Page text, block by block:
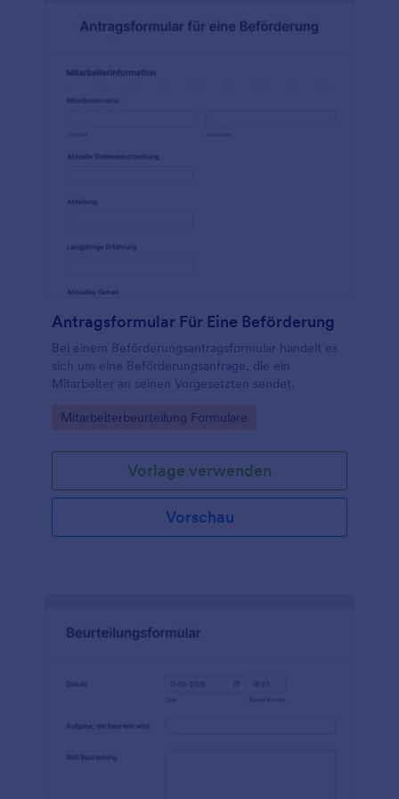
Antragsformular Für Eine Beförderung
Bei einem Beförderungsantragsformular handelt es
sich um eine Beförderungsanfrage, die ein
Mitarbeiter an seinen Vorgesetzten sendet.
Go to Category:
Mitarbeiterbeurteilung Formulare
Vorlage verwenden
Vorschau